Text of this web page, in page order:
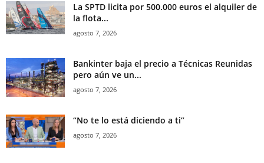
La SPTD licita por 500.000 euros el alquiler de
la flota...
agosto 7, 2026
Bankinter baja el precio a Técnicas Reunidas
pero aún ve un...
agosto 7, 2026
“No te lo está diciendo a ti”
agosto 7, 2026